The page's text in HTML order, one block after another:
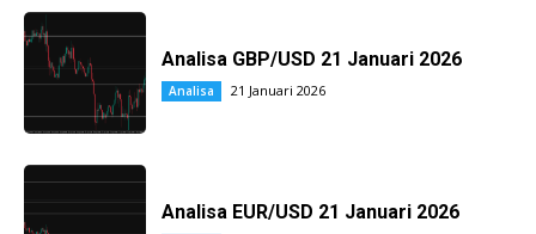
Analisa GBP/USD 21 Januari 2026
Analisa 21 Januari 2026
Analisa EUR/USD 21 Januari 2026